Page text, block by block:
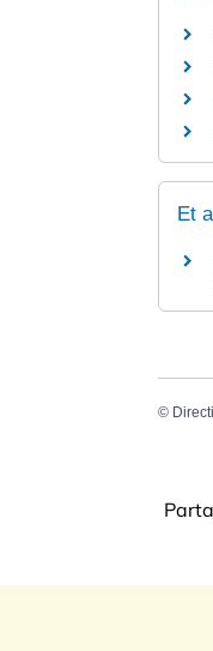
Et
©